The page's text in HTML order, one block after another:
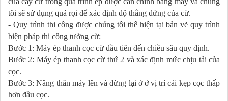
tôi sẽ sử dụng quả rọi để xác định độ thẳng đứng của cừ.
- Quy trình thi công đ­ược chúng tôi thể hiện tại bản vẽ quy trình
biện pháp thi công t­ường cừ:
B­ước 1: Máy ép thanh cọc cừ đầu tiên đến chiều sâu quy định.
Bước 2: Máy ép thanh cọc cừ thứ 2 và xác định mức chịu tải của
cọc.
B­ước 3: Nâng thân máy lên và dừng lại ở ở vị trí cái kẹp cọc thấp
hơn đầu cọc.